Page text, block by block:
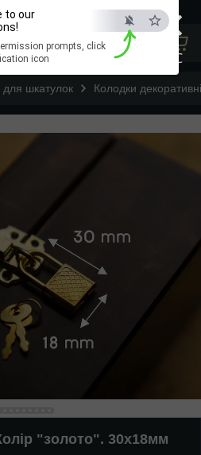
×
ESC
to our
prompts, click
icon
для шкатулок Колодки декоративні
"золото". 30х18мм